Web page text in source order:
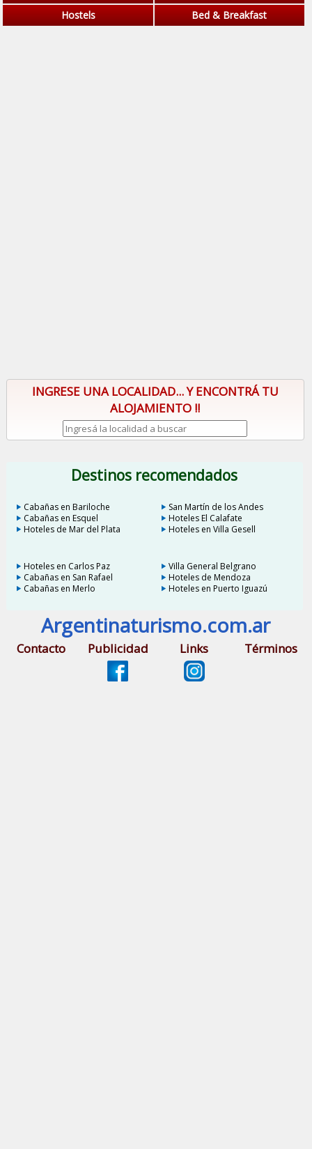
Hostels
Bed & Breakfast
INGRESE UNA LOCALIDAD... Y ENCONTRÁ TU
ALOJAMIENTO !!
Destinos recomendados
Cabañas en Bariloche
San Martín de los Andes
Cabañas en Esquel
Hoteles El Calafate
Hoteles de Mar del Plata
Hoteles en Villa Gesell
Hoteles en Carlos Paz
Villa General Belgrano
Cabañas en San Rafael
Hoteles de Mendoza
Cabañas en Merlo
Hoteles en Puerto Iguazú
Argentinaturismo.com.ar
Contacto Publicidad Links Términos